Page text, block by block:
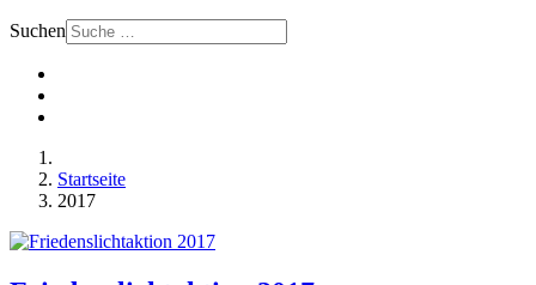
Suchen
Startseite
2017